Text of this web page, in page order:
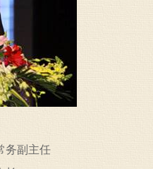
务副主任